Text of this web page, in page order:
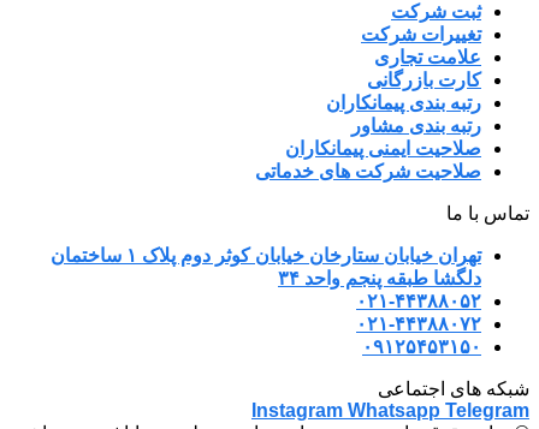
ثبت شرکت
تغییرات شرکت
علامت تجاری
کارت بازرگانی
رتبه بندی پیمانکاران
رتبه بندی مشاور
صلاحیت ایمنی پیمانکاران
صلاحیت شرکت های خدماتی
تماس با ما
تهران خیابان ستارخان خیابان کوثر دوم پلاک ۱ ساختمان
دلگشا طبقه پنجم واحد ۳۴
۰۲۱-۴۴۳۸۸۰۵۲
۰۲۱-۴۴۳۸۸۰۷۲
۰۹۱۲۵۴۵۳۱۵۰
شبکه های اجتماعی
Instagram Whatsapp Telegram